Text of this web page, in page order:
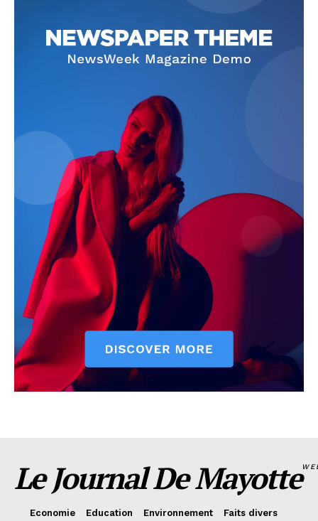
Le Journal De Mayotte
Economie Education Environnement
Faits divers